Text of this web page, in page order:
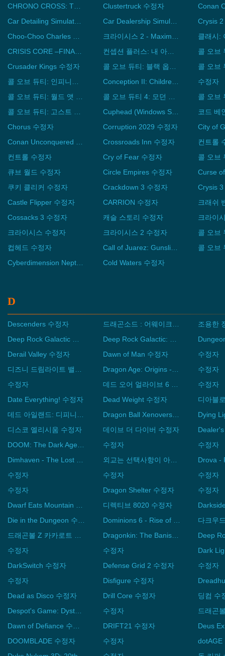
CHRONO CROSS: THE RADICAL DREAMERS EDITION 수정자
Clustertruck 수정자
Car Detailing Simulator 수정자
Car Dealership Simulator 수정자
Choo-Choo Charles 수정자
크라이시스 2 - Maximum Edition 수정자
CRISIS CORE –FINAL FANTASY VII– REUNION 수정자
컨셉션 플러스: 내 아이를 낳아줘! 수정자
Crusader Kings 수정자
콜 오브 듀티: 블랙 옵스 III 수정자
콜 오브 듀티: 인피니트 워페어 수정자
Conception II: Children of the Seven Stars 수정자
수정자
콜 오브 듀티: 월드 앳 워 수정자
콜 오브 듀티 4: 모던 워페어 수정자
콜 오브 듀티: 고스트 수정자
Cuphead (Windows Store) 수정자
코드 베
Chorus 수정자
Corruption 2029 수정자
Conan Unconquered 수정자
Crossroads Inn 수정자
컨트롤
컨트롤 수정자
Cry of Fear 수정자
콜 오브
큐브 월드 수정자
Circle Empires 수정자
쿠키 클리커 수정자
Crackdown 3 수정자
Castle Flipper 수정자
CARRION 수정자
Cossacks 3 수정자
캐슬 스토리 수정자
크라이
크라이시스 수정자
크라이시스 2 수정자
컵헤드 수정자
Call of Juarez: Gunslinger 수정자
Cyberdimension Neptunia: 4 Goddesses Online 수정자
Cold Waters 수정자
D
Descenders 수정자
조용한
Derail Valley 수정자
Dawn of Man 수정자
수정자
수정자
수정자
수정자
Date Everything! 수정자
Dead Weight 수정자
Dragon Ball Xenoverse 2 수정자
Dying
디스코 엘리시움 수정자
데이브 더 다이버 수정자
수정자
수정자
외교는 선택사항이 아닙니다 수정자
수정자
수정자
수정자
수정자
Dragon Shelter 수정자
수정자
디렉티브 8020 수정자
다크우
Dragonkin: The Banished 수정자
수정자
수정자
DarkSwitch 수정자
Defense Grid 2 수정자
수정자
수정자
Disfigure 수정자
Dead as Disco 수정자
Drill Core 수정자
딩컴 수
수정자
DRIFT21 수정자
DOOMBLADE 수정자
수정자
dotAGE